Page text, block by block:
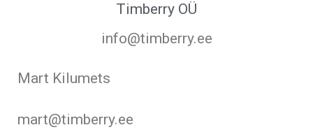
Timberry OÜ
info@timberry.ee
Mart Kilumets
mart@timberry.ee